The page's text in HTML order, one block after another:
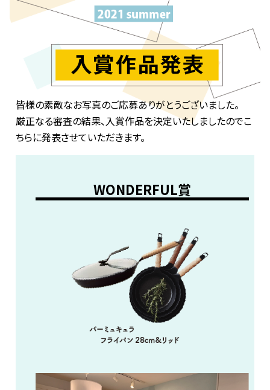
皆様の素敵なお写真のご応募ありがとうございました。
厳正なる審査の結果、入賞作品を決定いたしましたのでこ
ちらに発表させていただきます。
WONDERFUL賞